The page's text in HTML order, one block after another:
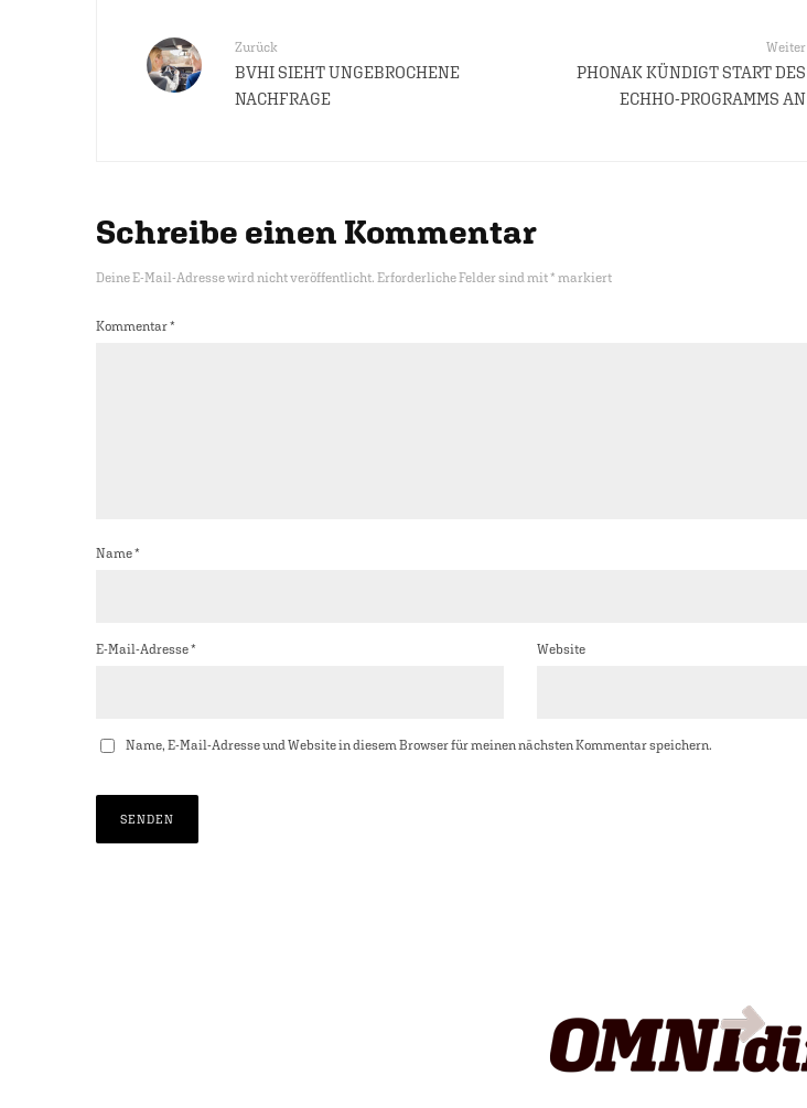
Zurück
BVHI SIEHT UNGEBROCHENE
NACHFRAGE
Weiter
PHONAK KÜNDIGT START DES
ECHHO-PROGRAMMS AN
Schreibe einen Kommentar
Deine E-Mail-Adresse wird nicht veröffentlicht. Erforderliche Felder sind mit* markiert
Kommentar*
Name*
E-Mail-Adresse* Website
Name, E-Mail-Adresse und Website in diesem Browser für meinen nächsten Kommentar speichern.